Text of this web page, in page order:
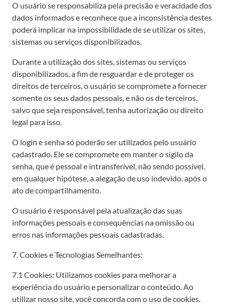
O usuário se responsabiliza pela precisão e veracidade dos
dados informados e reconhece que a inconsistência destes
poderá implicar na impossibilidade de se utilizar os sites,
sistemas ou serviços disponibilizados.
Durante a utilização dos sites, sistemas ou serviços
disponibilizados, a fim de resguardar e de proteger os
direitos de terceiros, o usuário se compromete a fornecer
somente os seus dados pessoais, e não os de terceiros,
salvo que seja responsável, tenha autorização ou direito
legal para isso.
O login e senha só poderão ser utilizados pelo usuário
cadastrado. Ele se compromete em manter o sigilo da
senha, que é pessoal e intransferível, não sendo possível,
em qualquer hipótese, a alegação de uso indevido, após o
ato de compartilhamento.
O usuário é responsável pela atualização das suas
informações pessoais e consequências na omissão ou
erros nas informações pessoais cadastradas.
7. Cookies e Tecnologias Semelhantes:
7.1 Cookies: Utilizamos cookies para melhorar a
experiência do usuário e personalizar o conteúdo. Ao
utilizar nosso site, você concorda com o uso de cookies.